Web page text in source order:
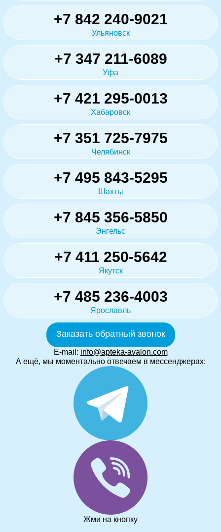
+7 842 240-9021
Ульяновск
+7 347 211-6089
Уфа
+7 421 295-0013
Хабаровск
+7 351 725-7975
Челябинск
+7 495 843-5295
Шахты
+7 845 356-5850
Энгельс
+7 411 250-5642
Якутск
+7 485 236-4003
Ярославль
Заказать обратный звонок
E-mail: info@apteka-avalon.com
А ещё, мы моментально отвечаем в мессенджерах:
Жми на кнопку